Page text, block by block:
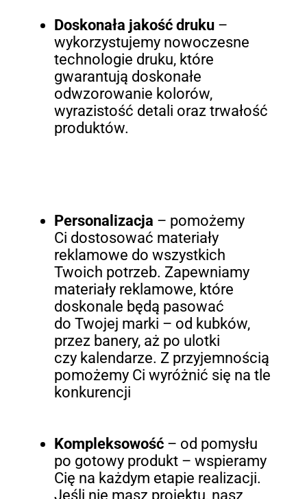
Doskonała jakość druku–
wykorzystujemy nowoczesne
technologie druku, które
gwarantują doskonałe
odwzorowanie kolorów,
wyrazistość detali oraz trwałość
produktów.
Personalizacja – pomożemy
Ci dostosować materiały
reklamowe do wszystkich
Twoich potrzeb. Zapewniamy
materiały reklamowe, które
doskonale będą pasować
do Twojej marki – od kubków,
przez banery, aż po ulotki
czy kalendarze. Z przyjemnością
pomożemy Ci wyróżnić się na tle
konkurencji
Kompleksowość– od pomysłu
po gotowy produkt – wspieramy
Cię na każdym etapie realizacji.
Jeśli nie masz projektu, nasz